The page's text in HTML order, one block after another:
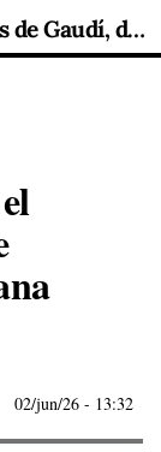
Las torres de Madrid y el rascacielos de Gaudí, de Manhattan a la Castellana
02/jun/26 - 13:32